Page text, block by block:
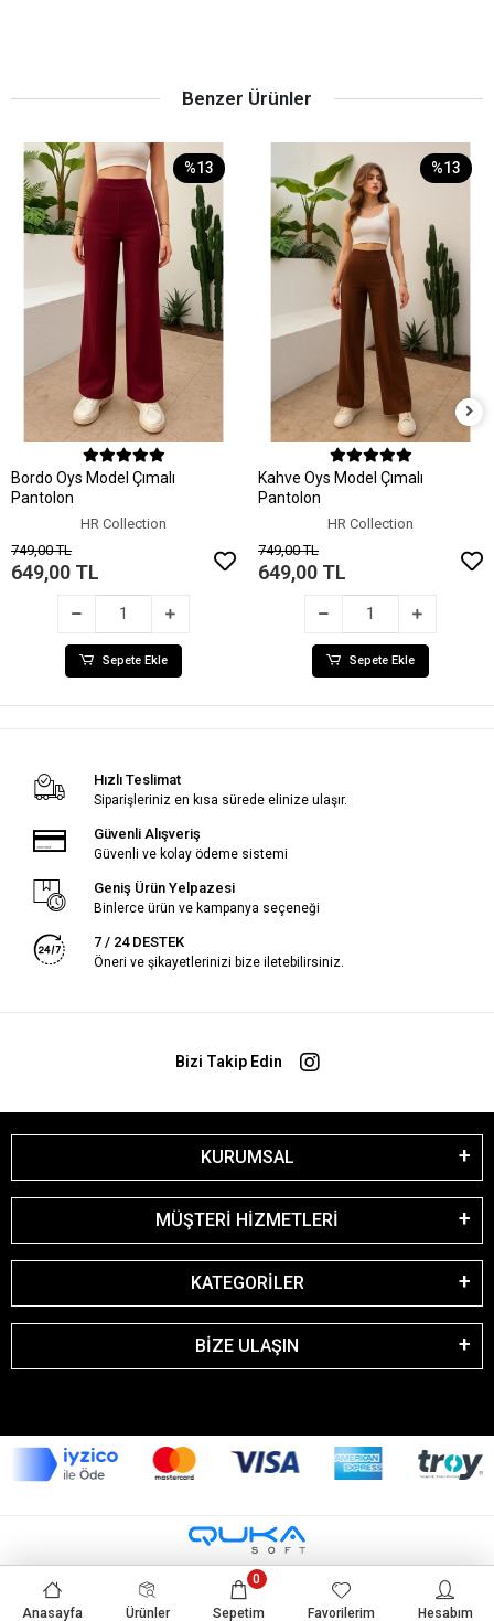
Benzer Ürünler
%13
Sepete Ekle
Bordo Oys Model Çımalı
Pantolon
HR Collection
749,00 TL
649,00 TL
Sepete Ekle
%13
Sepete Ekle
Kahve Oys Model Çımalı
Pantolon
HR Collection
749,00 TL
649,00 TL
Sepete Ekle
Hızlı Teslimat
Siparişleriniz en kısa sürede elinize ulaşır.
Güvenli Alışveriş
Güvenli ve kolay ödeme sistemi
Geniş Ürün Yelpazesi
Binlerce ürün ve kampanya seçeneği
7 / 24 DESTEK
Öneri ve şikayetlerinizi bize iletebilirsiniz.
Bizi Takip Edin
KURUMSAL
MÜŞTERİ HİZMETLERİ
KATEGORİLER
BİZE ULAŞIN
Anasayfa Ürünler Sepetim
0
Favorilerim Hesabım